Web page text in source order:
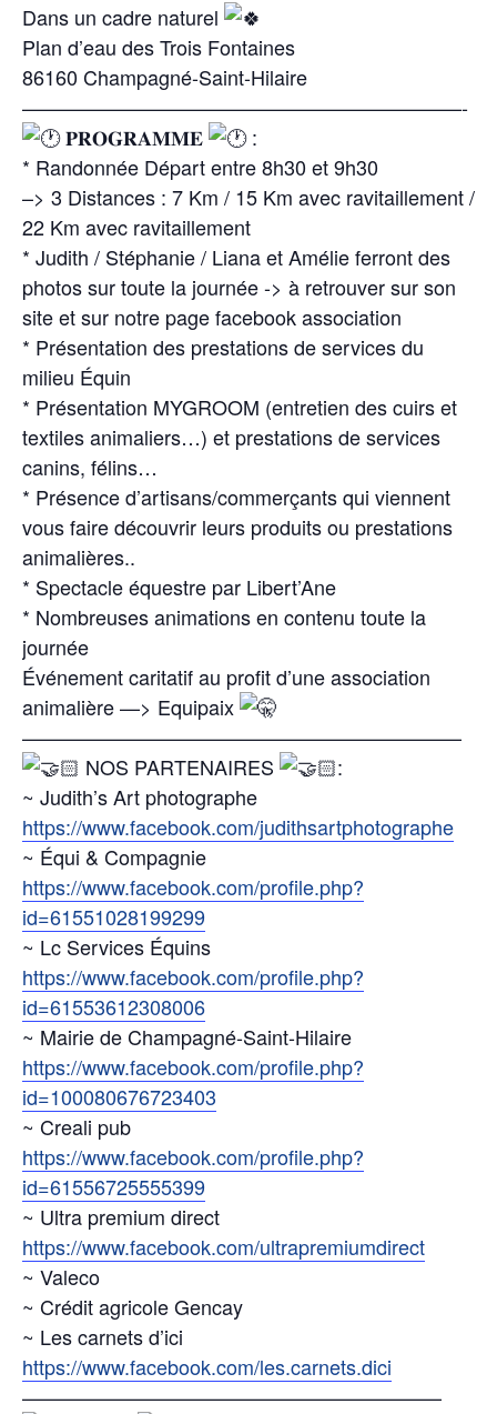
Dans un cadre naturel
Plan d’eau des Trois Fontaines
86160 Champagné-Saint-Hilaire
——————————————————————-
𝐏𝐑𝐎𝐆𝐑𝐀𝐌𝐌𝐄
:
* Randonnée Départ entre 8h30 et 9h30
–> 3 Distances : 7 Km / 15 Km avec ravitaillement /
22 Km avec ravitaillement
* Judith / Stéphanie / Liana et Amélie ferront des
photos sur toute la journée -> à retrouver sur son
site et sur notre page facebook association
* Présentation des prestations de services du
milieu Équin
* Présentation MYGROOM (entretien des cuirs et
textiles animaliers…) et prestations de services
canins, félins…
* Présence d’artisans/commerçants qui viennent
vous faire découvrir leurs produits ou prestations
animalières..
* Spectacle équestre par Libert’Ane
* Nombreuses animations en contenu toute la
journée
Événement caritatif au profit d’une association
animalière —> Equipaix
——————————————————————
NOS PARTENAIRES
:
~ Judith’s Art photographe
https://www.facebook.com/judithsartphotographe
~ Équi & Compagnie
https://www.facebook.com/profile.php?
id=61551028199299
~ Lc Services Équins
https://www.facebook.com/profile.php?
id=61553612308006
~ Mairie de Champagné-Saint-Hilaire
https://www.facebook.com/profile.php?
id=100080676723403
~ Creali pub
https://www.facebook.com/profile.php?
id=61556725555399
~ Ultra premium direct
https://www.facebook.com/ultrapremiumdirect
~ Valeco
~ Crédit agricole Gencay
~ Les carnets d’ici
https://www.facebook.com/les.carnets.dici
—————————————————————